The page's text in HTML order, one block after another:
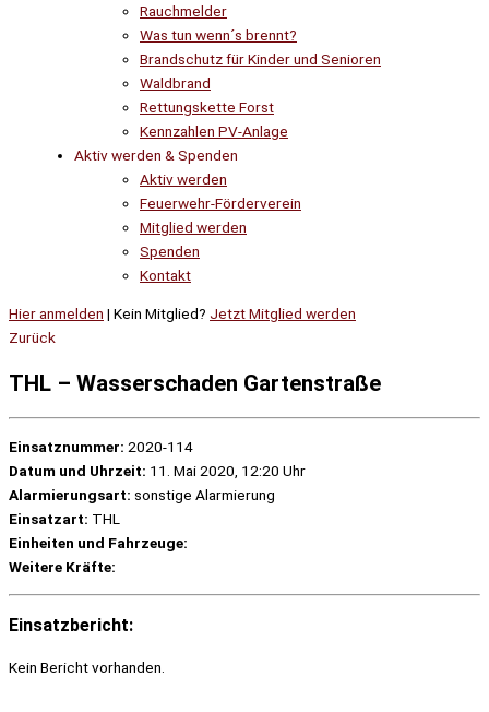
Rauchmelder
Was tun wenn´s brennt?
Brandschutz für Kinder und Senioren
Waldbrand
Rettungskette Forst
Kennzahlen PV-Anlage
Aktiv werden & Spenden
Aktiv werden
Feuerwehr-Förderverein
Mitglied werden
Spenden
Kontakt
Hier anmelden | Kein Mitglied? Jetzt Mitglied werden
Zurück
THL – Wasserschaden Gartenstraße
Einsatznummer: 2020-114
Datum und Uhrzeit: 11. Mai 2020, 12:20 Uhr
Alarmierungsart: sonstige Alarmierung
Einsatzart: THL
Einheiten und Fahrzeuge:
Weitere Kräfte:
Einsatzbericht:
Kein Bericht vorhanden.